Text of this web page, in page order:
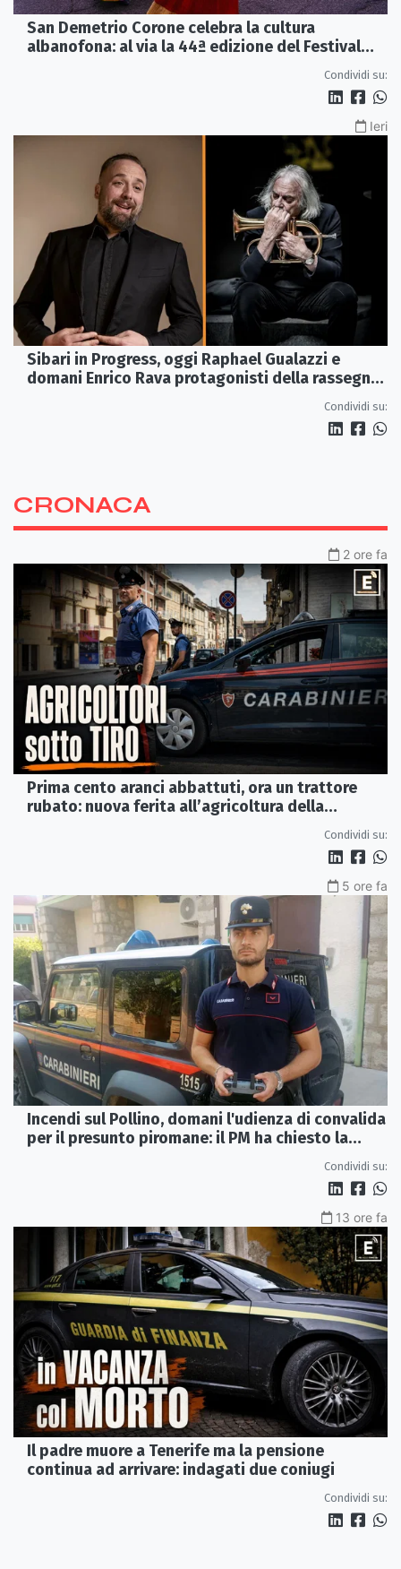
San Demetrio Corone celebra la cultura
albanofona: al via la 44ª edizione del Festival
Condividi su:
Ieri
Sibari in Progress, oggi Raphael Gualazzi e
domani Enrico Rava protagonisti della rassegna
Condividi su:
CRONACA
2 ore fa
Prima cento aranci abbattuti, ora un trattore
rubato: nuova ferita all’agricoltura della
Condividi su:
5 ore fa
Incendi sul Pollino, domani l'udienza di convalida
per il presunto piromane: il PM ha chiesto la
Condividi su:
13 ore fa
Il padre muore a Tenerife ma la pensione
continua ad arrivare: indagati due coniugi
Condividi su: